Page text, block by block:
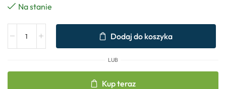
Na stanie
Dodaj do koszyka
LUB
Kup teraz